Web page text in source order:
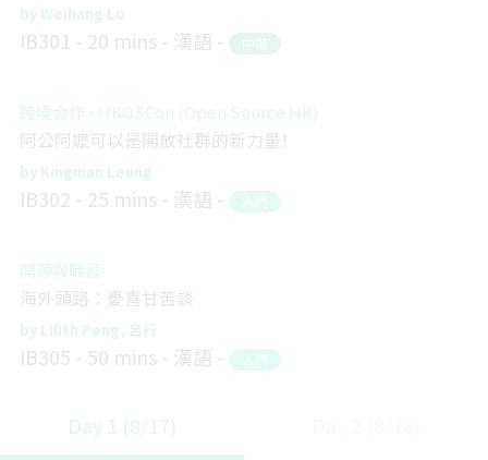
Day 1 (8/17)
Weihang Lo
IB301 20 mins 漢語 中階
跨境合作 - HKOSCon (Open Source HK)
阿公阿嬤可以是開放社群的新力量!
Kingman Leung
IB302 25 mins 漢語 入門
開源與職涯
海外頭路：憂喜甘苦談
Lilith Peng 呂行
IB305 50 mins 漢語 入門
Blockchain and Distributed Ledger